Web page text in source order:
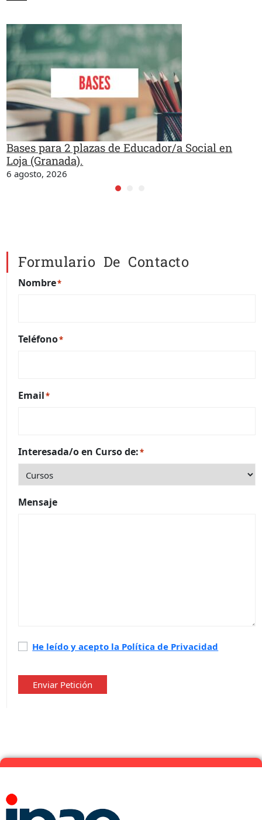
Bases para 2 plazas de Educador/a Social en
Loja (Granada).
6 agosto, 2026
Formulario De Contacto
Nombre*
Teléfono*
Email*
Interesada/o en Curso de:*
Mensaje
Política
privacidad*
He leído y acepto la Política de Privacidad
Enviar Petición